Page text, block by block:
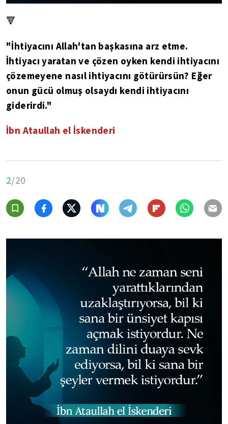
🔻
"İhtiyacını Allah'tan başkasına arz etme.
İhtiyacı yaratan ve çözen oyken kendi ihtiyacını
çözemeyene nasıl ihtiyacını götürürsün? Eğer
onun gücü olmuş olsaydı kendi ihtiyacını
giderirdi."
İbn Ataullah el İskenderi
2/20